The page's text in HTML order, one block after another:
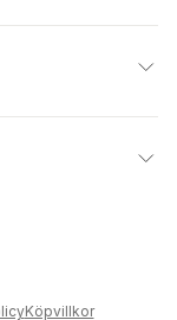
Köpvillkor